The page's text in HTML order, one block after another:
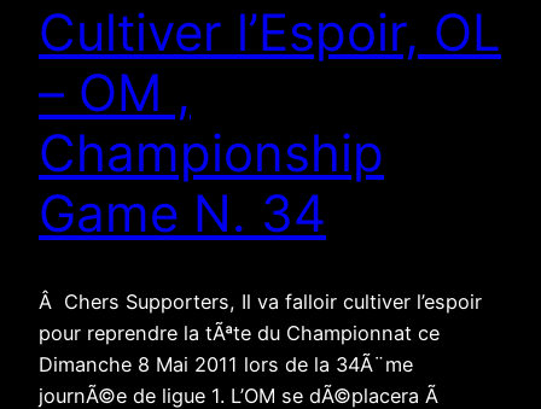
Cultiver l’Espoir, OL
– OM ,
Championship
Game N. 34
Â Chers Supporters, Il va falloir cultiver l’espoir
pour reprendre la tÃªte du Championnat ce
Dimanche 8 Mai 2011 lors de la 34Ã¨me
journÃ©e de ligue 1. L’OM se dÃ©placera Ã